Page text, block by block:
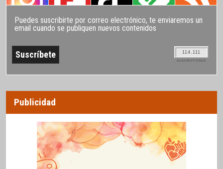
Puedes suscribirte por correo electrónico, te enviaremos un
email cuando se publiquen nuevos contenidos
114.111
SUSCRIPTORES
Publicidad